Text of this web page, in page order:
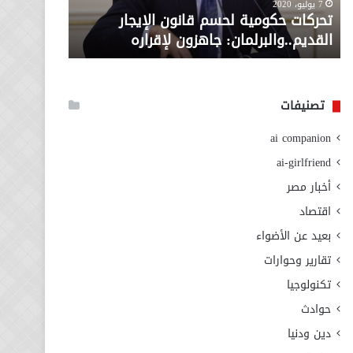
لإقراره
7 يوليو، 2020
تحركات حكومية لحسم قانون الإيجار
القديم..والبرلمان: جاهزون لإقراره
من
وزارة
الاجتماعي
تصنيفات
ai companion
ai-girlfriend
أخبار مصر
اقتصاد
بعيد عن الأضواء
تقارير وحوارات
تكنولوجيا
حوادث
دين ودنيا